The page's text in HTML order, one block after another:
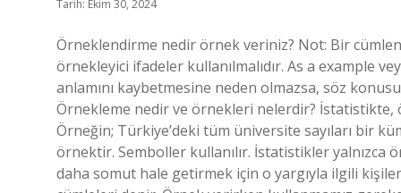
Tarih: Ekim 30, 2024
Örneklendirme nedir örnek veriniz? Not: Bir
örnekleyici ifadeler kullanılmalıdır. As a example
anlamını kaybetmesine neden olmazsa, söz
Örnekleme nedir ve örnekleri nelerdir?
Örneğin; Türkiye’deki tüm üniversite sayıları bir
örnektir. Semboller kullanılır. İstatistikler yalnızca
daha somut hale getirmek için o yargıyla ilgili